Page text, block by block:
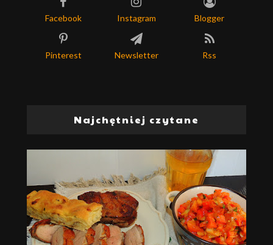
Facebook Instagram Blogger
Pinterest Newsletter Rss
Najchętniej czytane